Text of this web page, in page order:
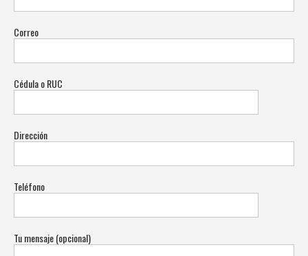
Correo
Cédula o RUC
Dirección
Teléfono
Tu mensaje (opcional)